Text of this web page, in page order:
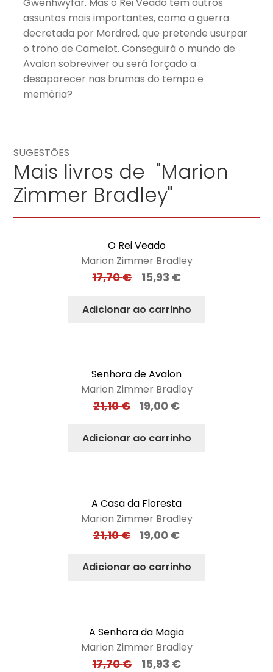
assuntos mais importantes, como a guerra
decretada por Mordred, que pretende usurpar
o trono de Camelot. Conseguirá o mundo de
Avalon sobreviver ou será forçado a
desaparecer nas brumas do tempo e
memória?
SUGESTÕES
Mais livros de "Marion
Zimmer Bradley"
O Rei Veado
Marion Zimmer Bradley
17,70€ 15,93 €
Adicionar ao carrinho
Senhora de Avalon
Marion Zimmer Bradley
21,10€ 19,00 €
Adicionar ao carrinho
A Casa da Floresta
Marion Zimmer Bradley
21,10€ 19,00 €
Adicionar ao carrinho
A Senhora da Magia
Marion Zimmer Bradley
17,70€ 15,93 €